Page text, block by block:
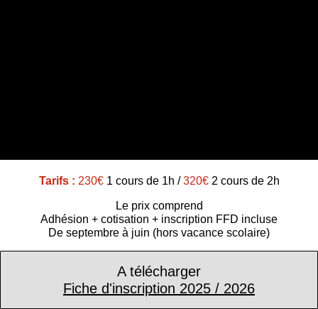
Tarifs : 230€1 cours de 1h /320€ 2 cours de 2h
Le prix comprend
Adhésion + cotisation + inscription FFD incluse
De septembre à juin (hors vacance scolaire)
A télécharger
Fiche d'inscription 2025 / 2026